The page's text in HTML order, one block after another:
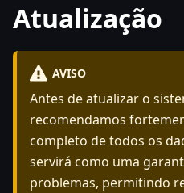
Atualização
AVISO
Antes de atualizar o
recomendamos
completo de todos os
servirá como uma
problemas, permitindo